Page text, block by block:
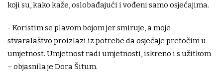
koji su, kako kaže, oslobađajući i vođeni samo osjećajima.
- Koristim se plavom bojom jer smiruje, a moje
stvaralaštvo proizlazi iz potrebe da osjećaje pretočim u
umjetnost. Umjetnost radi umjetnosti, iskreno i s užitkom
– objasnila je Dora Šitum.